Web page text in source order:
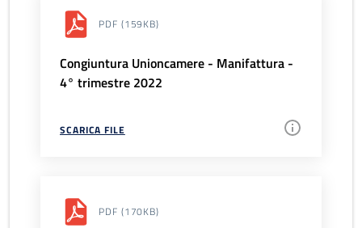
PDF (159KB)
Congiuntura Unioncamere - Manifattura -
4° trimestre 2022
SCARICA FILE
PDF (170KB)